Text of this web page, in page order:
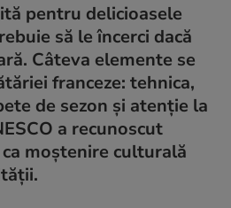
pentru delicioasele
să le încerci dacă
Câteva elemente se
franceze: tehnica,
de sezon și atenție la
a recunoscut
moștenire culturală